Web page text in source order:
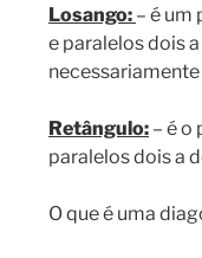
Losango: – é um
e paralelos dois
Retângulo: – é o
paralelos dois a
O que é uma